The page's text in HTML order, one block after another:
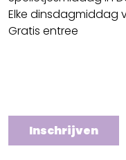
Elke dinsdagmiddag
Gratis entree
Inschrijven